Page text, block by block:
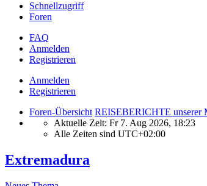
Schnellzugriff
Foren
FAQ
Anmelden
Registrieren
Anmelden
Registrieren
Foren-Übersicht REISEBERICHTE unserer
Aktuelle Zeit: Fr 7. Aug 2026, 18:23
Alle Zeiten sind UTC+02:00
Extremadura